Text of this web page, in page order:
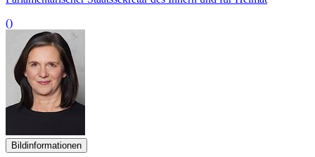
()
Bildinformationen